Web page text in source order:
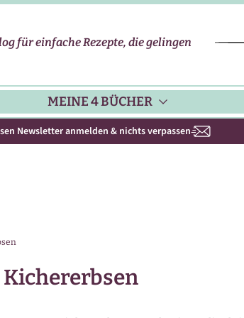
für einfache Rezepte, die gelingen
MEINE 4 BÜCHER
Newsletter anmelden & nichts verpassen